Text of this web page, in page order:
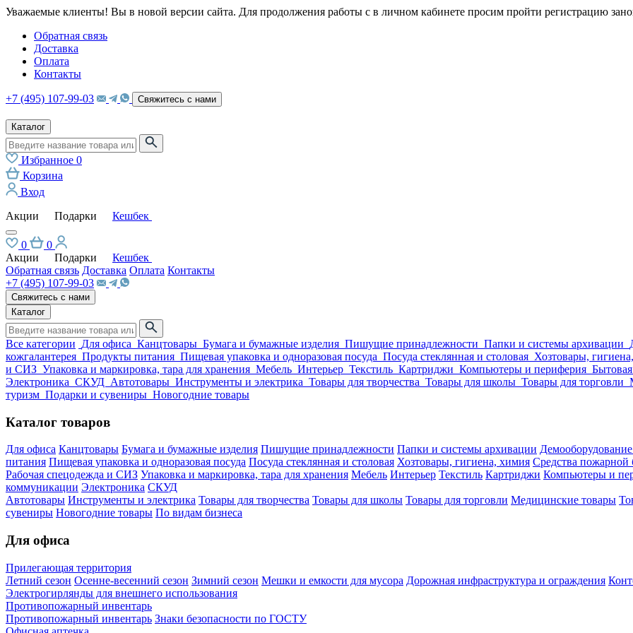
Уважаемые клиенты! Вы в новой версии сайта. Для продолжения работы с в личном кабинете просим пройти регистрацию
Обратная связь
Доставка
Оплата
Контакты
+7 (495) 107-99-03 Свяжитесь с нами
Каталог
Избранное 0
Корзина
Вход
Акции
Подарки Кешбек
0
0
Акции
Подарки
Кешбек
Обратная связь Доставка Оплата Контакты
+7 (495) 107-99-03
Свяжитесь с нами
Каталог
Все категории Для офиса Канцтовары Бумага и бумажные изделия Пишущие принадлежности Папки и системы архивации
кожгалантерея Продукты питания Пищевая упаковка и одноразовая посуда Посуда стеклянная и столовая Хозтовары,
и СИЗ Упаковка и маркировка, тара для хранения Мебель Интерьер Текстиль Картриджи Компьютеры и периферия
Электроника СКУД Автотовары Инструменты и электрика Товары для творчества Товары для школы Товары для торговли
туризм Подарки и сувениры Новогодние товары
Каталог товаров
Для офиса Канцтовары Бумага и бумажные изделия Пишущие принадлежности Папки и системы архивации
питания Пищевая упаковка и одноразовая посуда Посуда стеклянная и столовая Хозтовары, гигиена, химия Средства пожарной
Рабочая спецодежда и СИЗ Упаковка и маркировка, тара для хранения Мебель Интерьер Текстиль Картриджи Компьютеры и
коммуникации Электроника СКУД
Автотовары Инструменты и электрика Товары для творчества Товары для школы Товары для торговли Медицинские товары
сувениры Новогодние товары По видам бизнеса
Для офиса
Прилегающая территория
Летний сезон Осенне-весенний сезон Зимний сезон Мешки и емкости для мусора Дорожная инфраструктура и ограждения
Электрогирлянды для внешнего использования
Противопожарный инвентарь
Противопожарный инвентарь Знаки безопасности по ГОСТУ